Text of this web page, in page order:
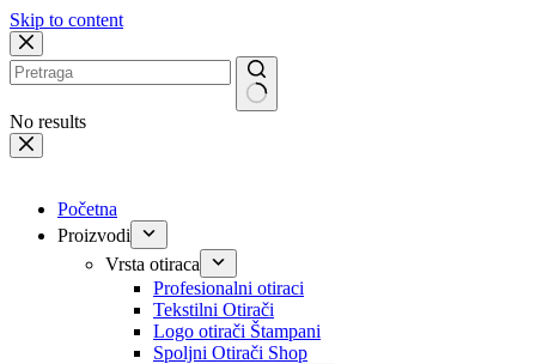
Skip to content
No results
Početna
Proizvodi
Vrsta otiraca
Profesionalni otiraci
Tekstilni Otirači
Logo otirači Štampani
Spoljni Otirači Shop